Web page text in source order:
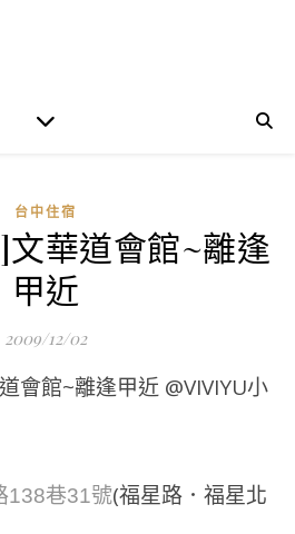
台中住宿
華道會館~離逢
甲近
2009/12/02
138巷31號(福星路．福星北